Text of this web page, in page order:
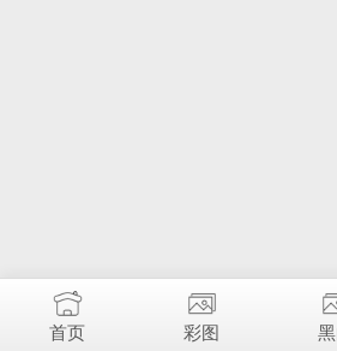
首页 彩图